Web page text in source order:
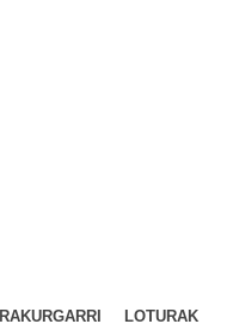
IRAKURGARRI LOTURAK